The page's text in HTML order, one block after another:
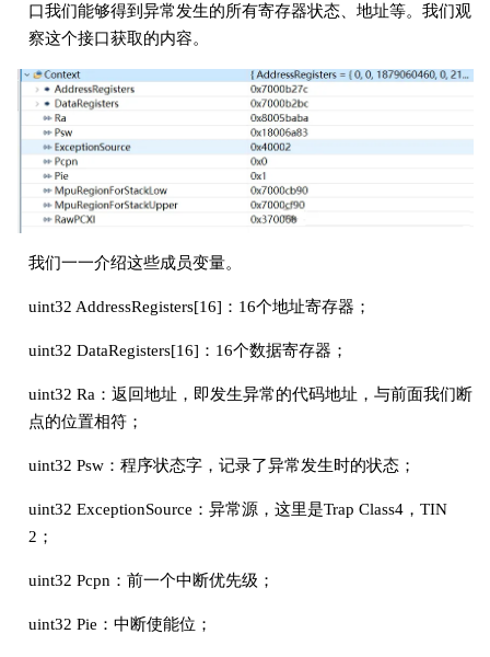
口我们能够得到异常发生的所有寄存器状态、地址等。我们观
察这个接口获取的内容。
我们一一介绍这些成员变量。
uint32 AddressRegisters[16]：16个地址寄存器；
uint32 DataRegisters[16]：16个数据寄存器；
uint32 Ra：返回地址，即发生异常的代码地址，与前面我们断
点的位置相符；
uint32 Psw：程序状态字，记录了异常发生时的状态；
uint32 ExceptionSource：异常源，这里是Trap Class4，TIN
2；
uint32 Pcpn：前一个中断优先级；
uint32 Pie：中断使能位；